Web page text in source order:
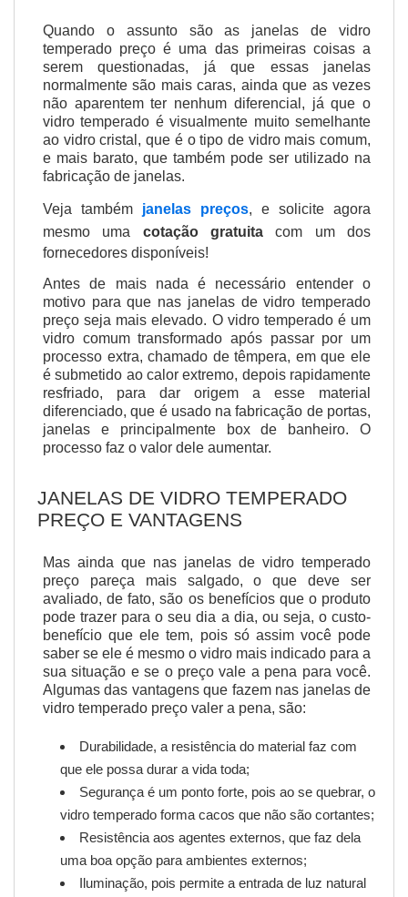
Quando o assunto são as janelas de vidro
temperado preço é uma das primeiras coisas a
serem questionadas, já que essas janelas
normalmente são mais caras, ainda que as vezes
não aparentem ter nenhum diferencial, já que o
vidro temperado é visualmente muito semelhante
ao vidro cristal, que é o tipo de vidro mais comum,
e mais barato, que também pode ser utilizado na
fabricação de janelas.
Veja também janelas preços, e solicite agora
mesmo uma cotação gratuita com um dos
fornecedores disponíveis!
Antes de mais nada é necessário entender o
motivo para que nas janelas de vidro temperado
preço seja mais elevado. O vidro temperado é um
vidro comum transformado após passar por um
processo extra, chamado de têmpera, em que ele
é submetido ao calor extremo, depois rapidamente
resfriado, para dar origem a esse material
diferenciado, que é usado na fabricação de portas,
janelas e principalmente box de banheiro. O
processo faz o valor dele aumentar.
JANELAS DE VIDRO TEMPERADO
PREÇO E VANTAGENS
Mas ainda que nas janelas de vidro temperado
preço pareça mais salgado, o que deve ser
avaliado, de fato, são os benefícios que o produto
pode trazer para o seu dia a dia, ou seja, o custo-
benefício que ele tem, pois só assim você pode
saber se ele é mesmo o vidro mais indicado para a
sua situação e se o preço vale a pena para você.
Algumas das vantagens que fazem nas janelas de
vidro temperado preço valer a pena, são:
Durabilidade, a resistência do material faz com
que ele possa durar a vida toda;
Segurança é um ponto forte, pois ao se quebrar, o
vidro temperado forma cacos que não são cortantes;
Resistência aos agentes externos, que faz dela
uma boa opção para ambientes externos;
Iluminação, pois permite a entrada de luz natural